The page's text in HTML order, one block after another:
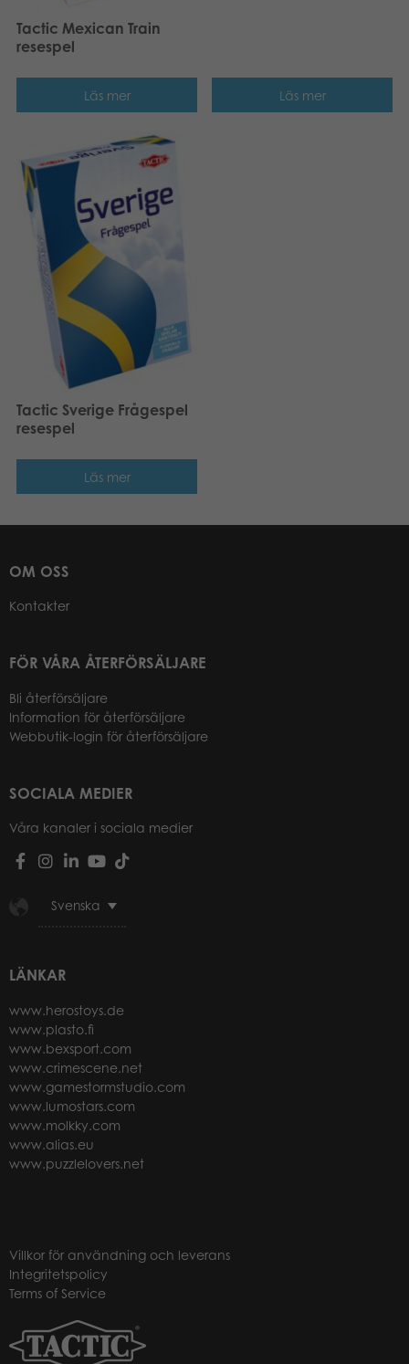
Tactic Mexican Train
resespel
Läs mer Läs mer
Tactic Sverige Frågespel
resespel
Läs mer
OM OSS
Kontakter
FÖR VÅRA ÅTERFÖRSÄLJARE
Bli återförsäljare
Information för återförsäljare
Webbutik-login för återförsäljare
SOCIALA MEDIER
Våra kanaler i sociala medier
Svenska
LÄNKAR
www.herostoys.de
www.plasto.fi
www.bexsport.com
www.crimescene.net
www.gamestormstudio.com
www.lumostars.com
www.molkky.com
www.alias.eu
www.puzzlelovers.net
Villkor för användning och leverans
Integritetspolicy
Terms of Service